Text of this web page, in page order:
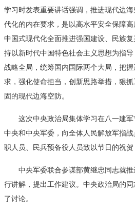
学习时发表重要讲话强调，推进现代边
代化的内在要求，是以高水平安全保障
中国式现代化全面推进强国建设、民族
持以新时代中国特色社会主义思想为指
战略全局，统筹国内国际两个大局，把
求，强化使命担当，创新思路举措，狠
固的现代边海空防。
这次中央政治局集体学习在八一建军
中央和中央军委，向全体人民解放军指
职人员、民兵预备役人员致以节日的祝贺
中央军委联合参谋部黄继忠同志就推
行讲解，提出工作建议。中央政治局的
了讨论。